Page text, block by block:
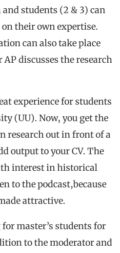
students (2 & 3) can
ontheir own expertise.
can also take place
AP discusses the research
experience for students
(UU). Now, you get the
research out in front of a
output to your CV. The
interest in historical
to the podcast,because
attractive.
master’s students for
to themoderator and